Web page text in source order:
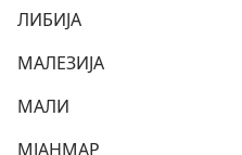
ЛИБИЈА
МАЛЕЗИЈА
МАЛИ
МЈАНМАР